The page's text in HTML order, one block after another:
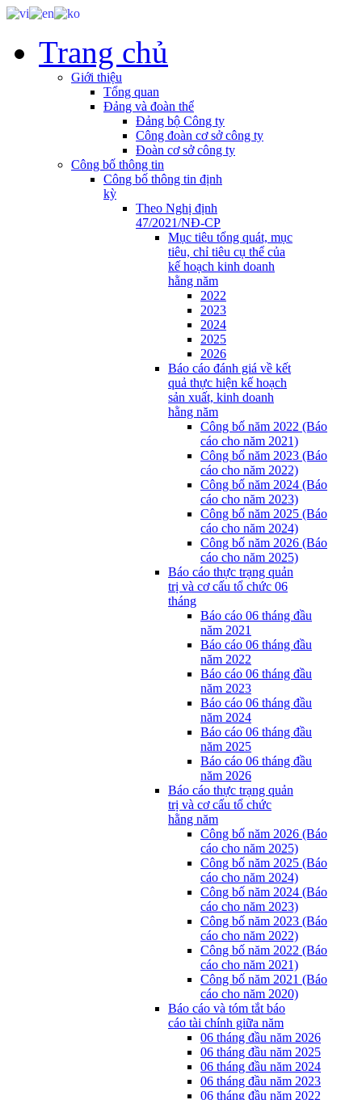
Trang chủ
Giới thiệu
Tổng quan
Đảng và đoàn thể
Đảng bộ Công ty
Công đoàn cơ sở công ty
Đoàn cơ sở công ty
Công bố thông tin
Công bố thông tin định
kỳ
Theo Nghị định
47/2021/NĐ-CP
Mục tiêu tổng quát, mục
tiêu, chỉ tiêu cụ thể của
kế hoạch kinh doanh
hằng năm
2022
2023
2024
2025
2026
Báo cáo đánh giá về kết
quả thực hiện kế hoạch
sản xuất, kinh doanh
hằng năm
Công bố năm 2022 (Báo
cáo cho năm 2021)
Công bố năm 2023 (Báo
cáo cho năm 2022)
Công bố năm 2024 (Báo
cáo cho năm 2023)
Công bố năm 2025 (Báo
cáo cho năm 2024)
Công bố năm 2026 (Báo
cáo cho năm 2025)
Báo cáo thực trạng quản
trị và cơ cấu tổ chức 06
tháng
Báo cáo 06 tháng đầu
năm 2021
Báo cáo 06 tháng đầu
năm 2022
Báo cáo 06 tháng đầu
năm 2023
Báo cáo 06 tháng đầu
năm 2024
Báo cáo 06 tháng đầu
năm 2025
Báo cáo 06 tháng đầu
năm 2026
Báo cáo thực trạng quản
trị và cơ cấu tổ chức
hằng năm
Công bố năm 2026 (Báo
cáo cho năm 2025)
Công bố năm 2025 (Báo
cáo cho năm 2024)
Công bố năm 2024 (Báo
cáo cho năm 2023)
Công bố năm 2023 (Báo
cáo cho năm 2022)
Công bố năm 2022 (Báo
cáo cho năm 2021)
Công bố năm 2021 (Báo
cáo cho năm 2020)
Báo cáo và tóm tắt báo
cáo tài chính giữa năm
06 tháng đầu năm 2026
06 tháng đầu năm 2025
06 tháng đầu năm 2024
06 tháng đầu năm 2023
06 tháng đầu năm 2022